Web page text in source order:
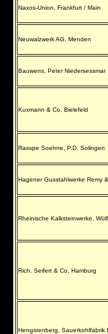
Naxos-Union, Frankfurt / Main
Neuwalzwerk AG, Menden
Bauwens, Peter Niedersessmar
Kuxmann & Co, Bielefeld
Rasspe Soehne, P.D. Solingen
Hagener Gusstahlwerke Remy
Rheinische Kalksteinwerke,
Rich. Seifert & Co, Hamburg
Hengstenberg, Sauerkohlfabrik